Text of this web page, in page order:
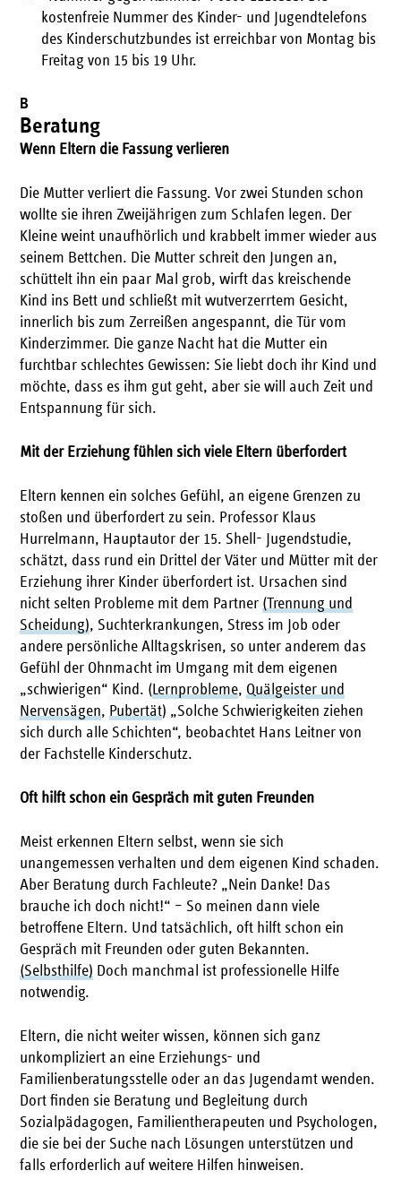
kostenfreie Nummer des Kinder- und Jugendtelefons
des Kinderschutzbundes ist erreichbar von Montag bis
Freitag von 15 bis 19 Uhr.
B
Beratung
Wenn Eltern die Fassung verlieren
Die Mutter verliert die Fassung. Vor zwei Stunden schon
wollte sie ihren Zweijährigen zum Schlafen legen. Der
Kleine weint unaufhörlich und krabbelt immer wieder aus
seinem Bettchen. Die Mutter schreit den Jungen an,
schüttelt ihn ein paar Mal grob, wirft das kreischende
Kind ins Bett und schließt mit wutverzerrtem Gesicht,
innerlich bis zum Zerreißen angespannt, die Tür vom
Kinderzimmer. Die ganze Nacht hat die Mutter ein
furchtbar schlechtes Gewissen: Sie liebt doch ihr Kind und
möchte, dass es ihm gut geht, aber sie will auch Zeit und
Entspannung für sich.
Mit der Erziehung fühlen sich viele Eltern überfordert
Eltern kennen ein solches Gefühl, an eigene Grenzen zu
stoßen und überfordert zu sein. Professor Klaus
Hurrelmann, Hauptautor der 15. Shell- Jugendstudie,
schätzt, dass rund ein Drittel der Väter und Mütter mit der
Erziehung ihrer Kinder überfordert ist. Ursachen sind
nicht selten Probleme mit dem Partner (Trennung und
Scheidung), Suchterkrankungen, Stress im Job oder
andere persönliche Alltagskrisen, so unter anderem das
Gefühl der Ohnmacht im Umgang mit dem eigenen
„schwierigen“ Kind. (Lernprobleme, Quälgeister und
Nervensägen, Pubertät) „Solche Schwierigkeiten ziehen
sich durch alle Schichten“, beobachtet Hans Leitner von
der Fachstelle Kinderschutz.
Oft hilft schon ein Gespräch mit guten Freunden
Meist erkennen Eltern selbst, wenn sie sich
unangemessen verhalten und dem eigenen Kind schaden.
Aber Beratung durch Fachleute? „Nein Danke! Das
brauche ich doch nicht!“ – So meinen dann viele
betroffene Eltern. Und tatsächlich, oft hilft schon ein
Gespräch mit Freunden oder guten Bekannten.
(Selbsthilfe) Doch manchmal ist professionelle Hilfe
notwendig.
Eltern, die nicht weiter wissen, können sich ganz
unkompliziert an eine Erziehungs- und
Familienberatungsstelle oder an das Jugendamt wenden.
Dort finden sie Beratung und Begleitung durch
Sozialpädagogen, Familientherapeuten und Psychologen,
die sie bei der Suche nach Lösungen unterstützen und
falls erforderlich auf weitere Hilfen hinweisen.